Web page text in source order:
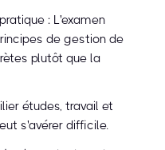
: L'examen
de gestion de
plutôt que la
études, travail et
s'avérer difficile.